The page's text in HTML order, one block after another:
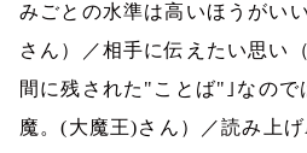
みごとの水準は高いほうがい
さん）／相手に伝えたい思い
間に残された " ことば" ｣なの
魔。(大魔王)さん）／読み上げ